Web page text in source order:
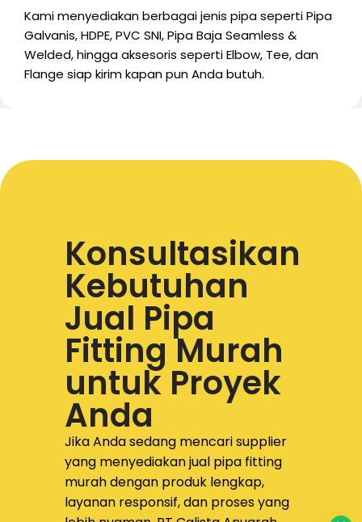
Kami menyediakan berbagai jenis pipa seperti Pipa
Galvanis, HDPE, PVC SNI, Pipa Baja Seamless &
Welded, hingga aksesoris seperti Elbow, Tee, dan
Flange siap kirim kapan pun Anda butuh.
Konsultasikan
Kebutuhan
Jual Pipa
Fitting Murah
untuk Proyek
Anda
Jika Anda sedang mencari supplier
yang menyediakanjual pipa fitting
murah dengan produk lengkap,
layanan responsif, dan proses yang